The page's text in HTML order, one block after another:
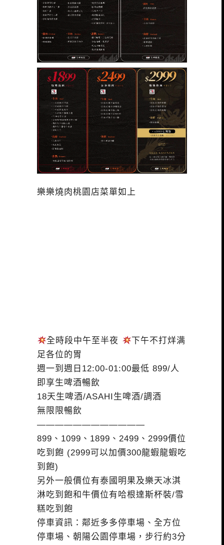
樂樂燒肉桃園店菜單如上
全時段中午至半夜
下午不打烊满
足各位的胃
週一到週日12:00-01:00最低 899/人
即享生啤酒暢飲
18天生啤酒/ASAHI生啤酒/調酒
無限限暢飲
————————————
899、1099、1899、2499、2999價位
吃到飽 (2999可以加價300龍蝦龍蝦吃
到飽)
另外一般價位有泰國明果及樂天冰淇
淋吃到飽和牛價位有哈根達斯杯裝/雪
糕吃到飽
停車資訊：鄰近多多停車場、全方位
停車場、朝陽公園停車場，步行約3分